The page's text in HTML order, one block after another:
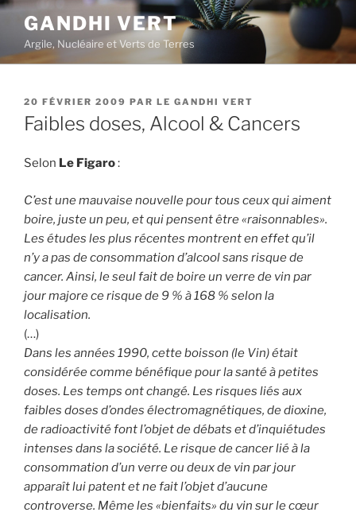
Aller
contenu
principal
GANDHI VERT
Argile, Nucléaire et Verts de Terres
PUBLIÉ
LE
20 FÉVRIER 2009 PAR LE GANDHI VERT
Faibles doses, Alcool & Cancers
Selon Le Figaro:
C’est une mauvaise nouvelle pour tous ceux qui aiment
boire, juste un peu, et qui pensent être «raisonnables».
Les études les plus récentes montrent en effet qu’il
n’y a pas de consommation d’alcool sans risque de
cancer. Ainsi, le seul fait de boire un verre de vin par
jour majore ce risque de 9 % à 168 % selon la
localisation.
(…)
Dans les années 1990, cette boisson (le Vin) était
considérée comme bénéfique pour la santé à petites
doses. Les temps ont changé. Les risques liés aux
faibles doses d’ondes électromagnétiques, de dioxine,
de radioactivité font l’objet de débats et d’inquiétudes
intenses dans la société. Le risque de cancer lié à la
consommation d’un verre ou deux de vin par jour
apparaît lui patent et ne fait l’objet d’aucune
controverse. Même les «bienfaits» du vin sur le cœur